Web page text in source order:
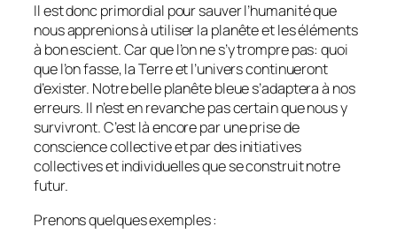
Il est donc primordial pour sauver l’humanité que
nous apprenions à utiliser la planête et les éléments
à bon escient. Car que l’on ne s’y trompre pas: quoi
que l’on fasse, la Terre et l’univers continueront
d’exister. Notre belle planête bleue s’adaptera à nos
erreurs. Il n’est en revanche pas certain que nous y
survivront. C’est là encore par une prise de
conscience collective et par des initiatives
collectives et individuelles que se construit notre
futur.
Prenons quelques exemples :